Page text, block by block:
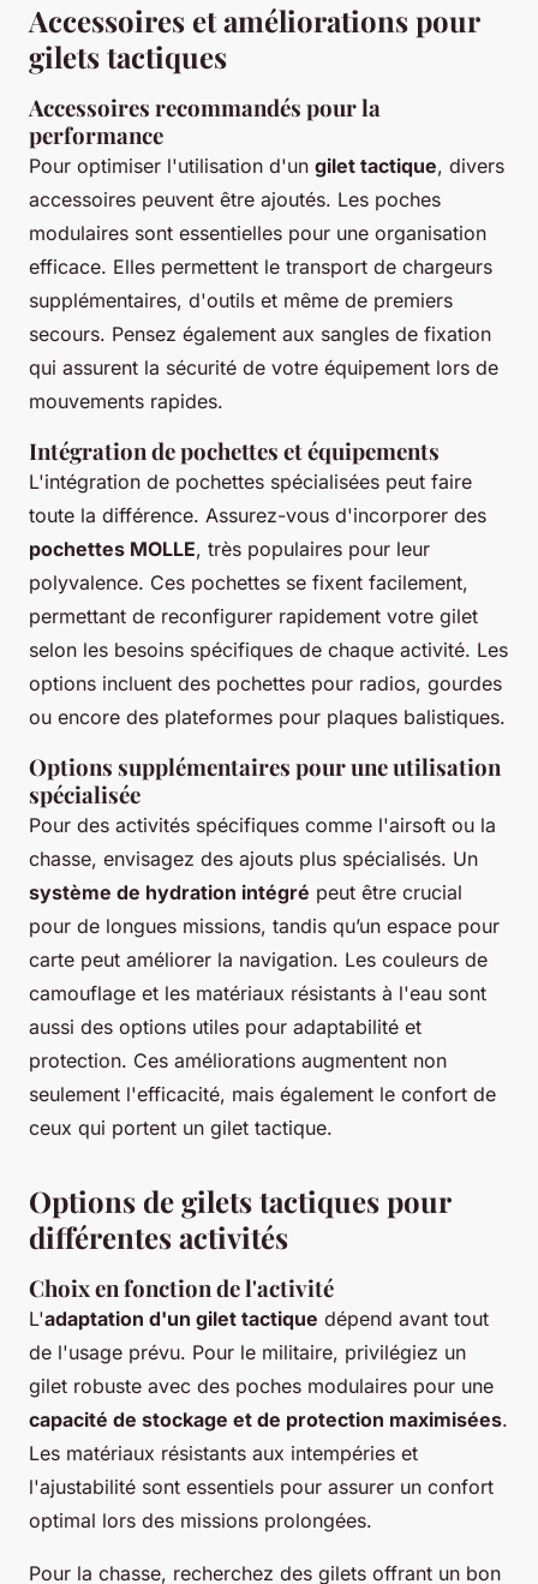
Accessoires et améliorations pour
gilets tactiques
Accessoires recommandés pour la
performance
Pour optimiser l'utilisation d'un gilet tactique, divers
accessoires peuvent être ajoutés. Les poches
modulaires sont essentielles pour une organisation
efficace. Elles permettent le transport de chargeurs
supplémentaires, d'outils et même de premiers
secours. Pensez également aux sangles de fixation
qui assurent la sécurité de votre équipement lors de
mouvements rapides.
Intégration de pochettes et équipements
L'intégration de pochettes spécialisées peut faire
toute la différence. Assurez-vous d'incorporer des
pochettes MOLLE, très populaires pour leur
polyvalence. Ces pochettes se fixent facilement,
permettant de reconfigurer rapidement votre gilet
selon les besoins spécifiques de chaque activité. Les
options incluent des pochettes pour radios, gourdes
ou encore des plateformes pour plaques balistiques.
Options supplémentaires pour une utilisation
spécialisée
Pour des activités spécifiques comme l'airsoft ou la
chasse, envisagez des ajouts plus spécialisés. Un
système de hydration intégré peut être crucial
pour de longues missions, tandis qu’un espace pour
carte peut améliorer la navigation. Les couleurs de
camouflage et les matériaux résistants à l'eau sont
aussi des options utiles pour adaptabilité et
protection. Ces améliorations augmentent non
seulement l'efficacité, mais également le confort de
ceux qui portent un gilet tactique.
Options de gilets tactiques pour
différentes activités
Choix en fonction de l'activité
L'adaptation d'un gilet tactique dépend avant tout
de l'usage prévu. Pour le militaire, privilégiez un
gilet robuste avec des poches modulaires pour une
capacité de stockage et de protection maximisées.
Les matériaux résistants aux intempéries et
l'ajustabilité sont essentiels pour assurer un confort
optimal lors des missions prolongées.
Pour la chasse, recherchez des gilets offrant un bon